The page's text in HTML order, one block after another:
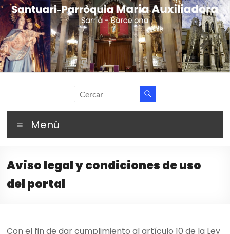
Skip
to
content
Santuari Parròquia
Maria Auxiliadora –
Sarrià (Barcelona)
Fent camí amb Maria
Menú
Aviso legal y condiciones de uso
del portal
Con el fin de dar cumplimiento al artículo 10 de la Ley